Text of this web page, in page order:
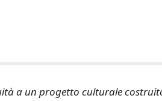
a un progetto culturale